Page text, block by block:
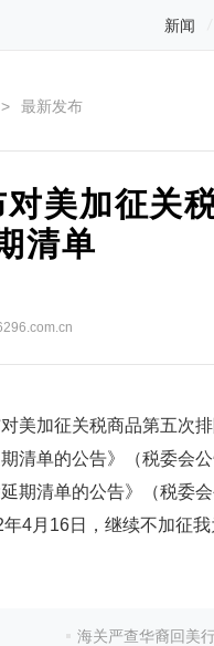
新闻
> 最新发布
美加征关
清单
加征关税商品第五次排
清单的公告》（税委会
期清单的公告》（税委
4月16日，继续不加征
海关严查华裔回美